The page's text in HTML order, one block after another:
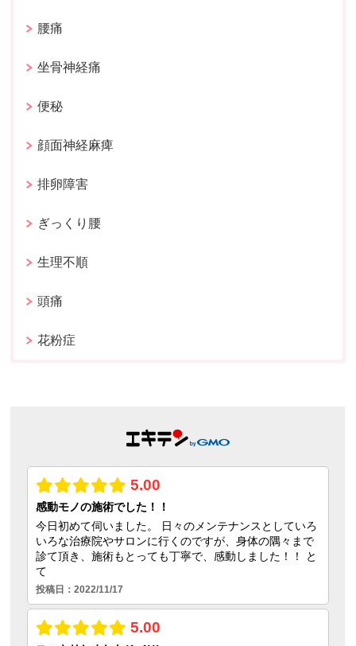
腰痛
坐骨神経痛
便秘
顔面神経麻痺
排卵障害
ぎっくり腰
生理不順
頭痛
花粉症